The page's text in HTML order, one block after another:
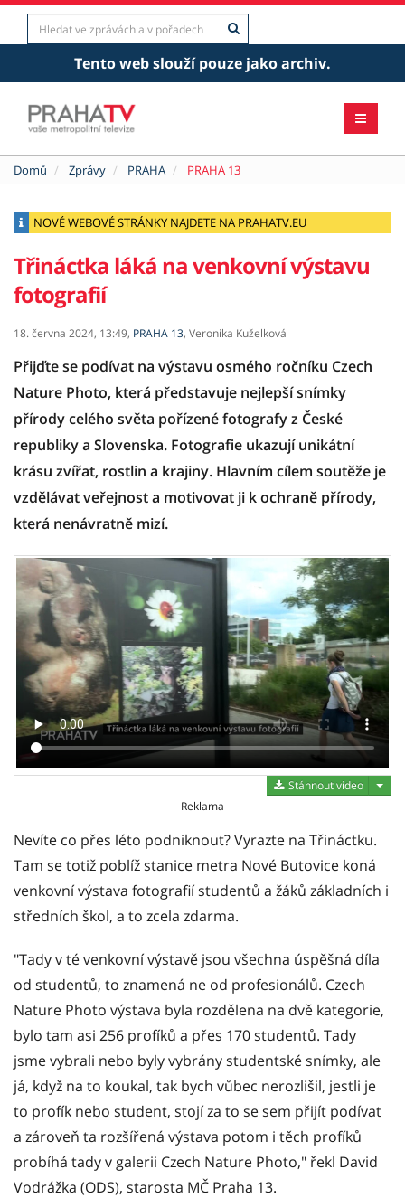
Tento web slouží pouze jako archiv.
Domů Zprávy PRAHA PRAHA 13
NOVÉ WEBOVÉ STRÁNKY NAJDETE NA PRAHATV.EU
Třináctka láká na venkovní výstavu
fotografií
18. června 2024, 13:49, PRAHA 13, Veronika Kuželková
Přijďte se podívat na výstavu osmého ročníku Czech
Nature Photo, která představuje nejlepší snímky
přírody celého světa pořízené fotografy z České
republiky a Slovenska. Fotografie ukazují unikátní
krásu zvířat, rostlin a krajiny. Hlavním cílem soutěže je
vzdělávat veřejnost a motivovat ji k ochraně přírody,
která nenávratně mizí.
Stáhnout video
Reklama
Nevíte co přes léto podniknout? Vyrazte na Třináctku.
Tam se totiž poblíž stanice metra Nové Butovice koná
venkovní výstava fotografií studentů a žáků základních i
středních škol, a to zcela zdarma.
"Tady v té venkovní výstavě jsou všechna úspěšná díla
od studentů, to znamená ne od profesionálů. Czech
Nature Photo výstava byla rozdělena na dvě kategorie,
bylo tam asi 256 profíků a přes 170 studentů. Tady
jsme vybrali nebo byly vybrány studentské snímky, ale
já, když na to koukal, tak bych vůbec nerozlišil, jestli je
to profík nebo student, stojí za to se sem přijít podívat
a zároveň ta rozšířená výstava potom i těch profíků
probíhá tady v galerii Czech Nature Photo," řekl David
Vodrážka (ODS), starosta MČ Praha 13.